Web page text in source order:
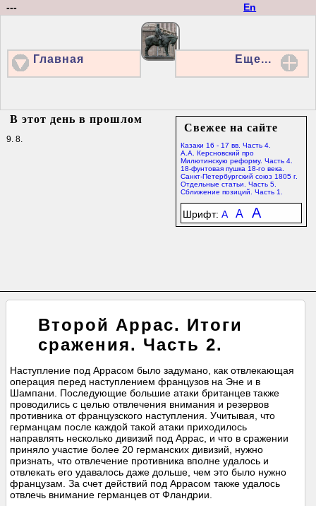
En
---
Главная Еще...
Свежее на сайте
Казаки 16 - 17 вв. Часть 4.
А.А. Керсновский про
Милютинскую реформу. Часть 4.
18-фунтовая пушка 18-го века.
Санкт-Петербургский союз 1805 г.
Отдельные статьи. Часть 5.
Сближение позиций. Часть 1.
Шрифт: A A A
В этот день в прошлом
9. 8.
Второй Аррас. Итоги
сражения. Часть 2.
Наступление под Аррасом было задумано, как отвлекающая
операция перед наступлением французов на Эне и в
Шампани. Последующие большие атаки британцев также
проводились с целью отвлечения внимания и резервов
противника от французского наступления. Учитывая, что
германцам после каждой такой атаки приходилось
направлять несколько дивизий под Аррас, и что в сражении
приняло участие более 20 германских дивизий, нужно
признать, что отвлечение противника вполне удалось и
отвлекать его удавалось даже дольше, чем это было нужно
французам. За счет действий под Аррасом также удалось
отвлечь внимание германцев от Фландрии.